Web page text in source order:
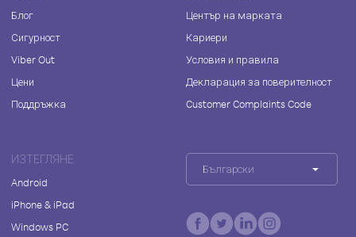
Блог
Сигурност
Viber Out
Цени
Поддръжка
Център на марката
Кариери
Условия и правила
Декларация за поверителност
Customer Complaints Code
ИЗТЕГЛЯНЕ
Android
iPhone & iPad
Windows PC
Български